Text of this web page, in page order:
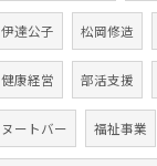
伊達公子 松岡修造
健康経営 部活支援
ヌートバー 福祉事業